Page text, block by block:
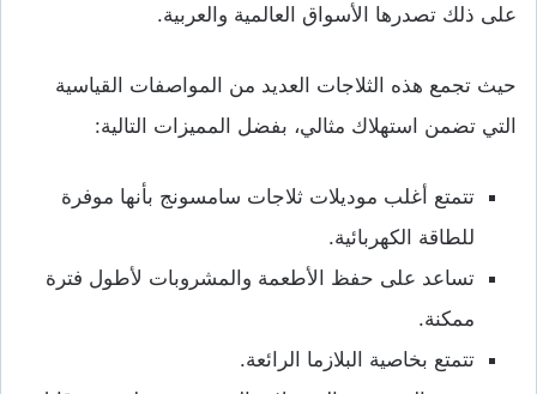
على ذلك تصدرها الأسواق العالمية والعربية.
حيث تجمع هذه الثلاجات العديد من المواصفات القياسية
التي تضمن استهلاك مثالي، بفضل المميزات التالية:
تتمتع أغلب موديلات ثلاجات سامسونج بأنها موفرة
للطاقة الكهربائية.
تساعد على حفظ الأطعمة والمشروبات لأطول فترة
ممكنة.
تتمتع بخاصية البلازما الرائعة.